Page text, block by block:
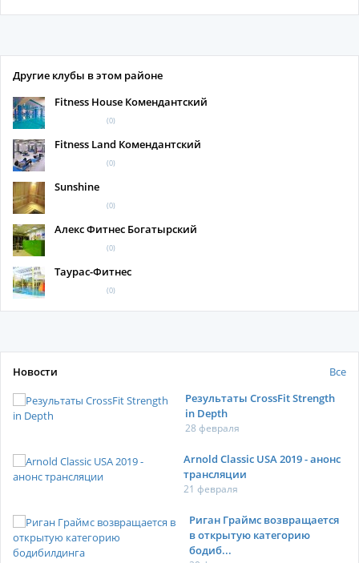
Другие клубы в этом районе
Fitness House Комендантский
(0)
Fitness Land Комендантский
(0)
Sunshine
(0)
Алекс Фитнес Богатырский
(0)
Таурас-Фитнес
(0)
Новости
Все
Результаты CrossFit Strength
in Depth
28 февраля
Arnold Classic USA 2019 - анонс
трансляции
21 февраля
Риган Граймс возвращается
в открытую категорию
бодиб...